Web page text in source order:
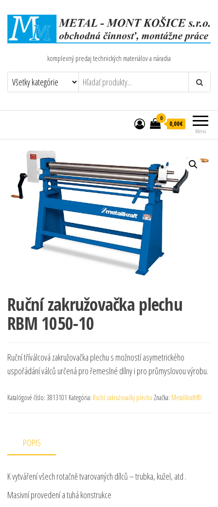
komplexný predaj technických materiálov a náradia
Menu
0
0,00€
Ruční zakružovačka plechu
RBM 1050-10
Ruční tříválcová zakružovačka plechu s možností asymetrického
uspořádání válců určená pro řemeslné dílny i pro průmyslovou výrobu.
Katalógové číslo: 3813101 Kategória: Ruční zakružovačky plechu Značka: Metallkraft®
POPIS
K vytváření všech rotačně tvarovaných dílců – trubka, kužel, atd .
Masivní provedení a tuhá konstrukce